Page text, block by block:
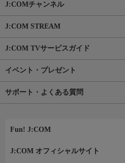
J:COMチャンネル
J:COM STREAM
J:COM TVサービスガイド
イベント・プレゼント
サポート・よくある質問
Fun! J:COM
J:COM オフィシャルサイト